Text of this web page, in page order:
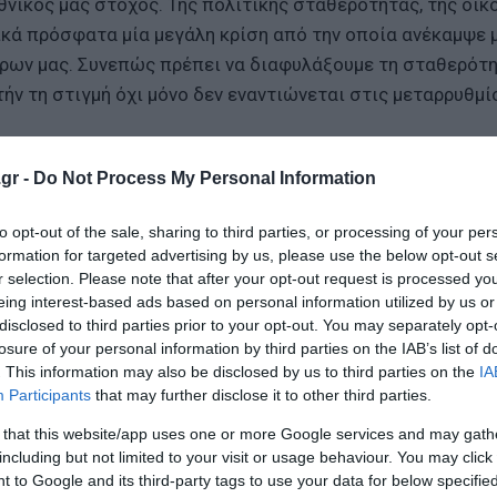
- Do Not Process My Personal Information
opt-out of the sale, sharing to third parties, or processing of your
for targeted advertising by us, please use the below opt-out
selection. Please note that after your opt-out request is processed
interest-based ads based on personal information utilized by us
to third parties prior to your opt-out. You may separately
of your personal information by third parties on the IAB’s list of
This information may also be disclosed by us to third parties on the
Participants that may further disclose it to other third parties.
that this website/app uses one or more Google services and may
but not limited to your visit or usage behaviour. You may
to Google and its third-party tags to use your data for below
μας στόχος. Της πολιτικής σταθερότητας, της
πρόσφατα μία μεγάλη κρίση από την οποία ανέκαμψε
μας. Συνεπώς πρέπει να διαφυλάξουμε τη
στιγμή όχι μόνο δεν εναντιώνεται στις
κατάσταση στην οποία βρισκόταν πριν από μερικά
με προϋποθέσεις. Η διατήρηση, στο διηνεκές,
όπως και η επίτευξη ταχύτερων ρυθμών
- Τα πρόστιμα
των φορολογούμενων
μισθού σημαίνει τρεις μισθοί παραπάνω στην